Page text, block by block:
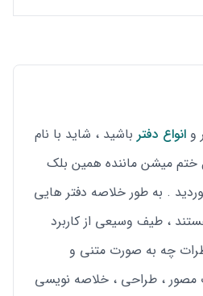
و انواع دفتر باشید ، شاید با نام
ختم میشن ماننده همین بلک
. به طور خلاصه دفتر هایی
، طیف وسیعی از کاربرد
چه به صورت متنی و
مصور ، طراحی ، خلاصه نویسی